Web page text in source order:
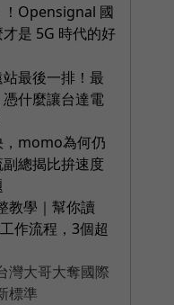
！Opensignal 國
是 5G 時代的好
最後一排！最
什麼讓台達電
，momo為何仍
總揭比拚速度
教學｜幫你讀
作流程，3個超
灣大哥大奪國際
標準